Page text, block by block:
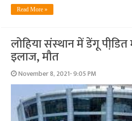
Read More »
लोहिया संस्‍थान में डेंगू
इलाज, मौत
November 8, 2021- 9:05 PM